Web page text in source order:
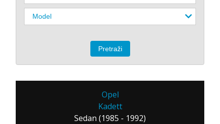
Opel
Kadett
Sedan (1985 - 1992)